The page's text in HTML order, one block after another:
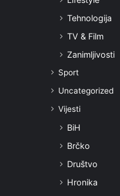
Tehnologija
TV & Film
Zanimljivosti
Sport
Uncategorized
Vijesti
BiH
Brčko
Društvo
Hronika